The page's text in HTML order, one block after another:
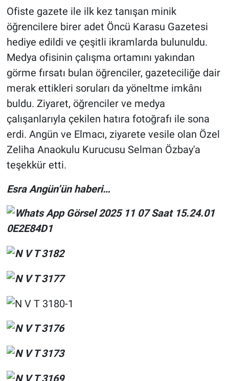
Ofiste gazete ile ilk kez tanışan minik
öğrencilere birer adet Öncü Karasu Gazetesi
hediye edildi ve çeşitli ikramlarda bulunuldu.
Medya ofisinin çalışma ortamını yakından
görme fırsatı bulan öğrenciler, gazeteciliğe dair
merak ettikleri soruları da yöneltme imkânı
buldu. Ziyaret, öğrenciler ve medya
çalışanlarıyla çekilen hatıra fotoğrafı ile sona
erdi. Angün ve Elmacı, ziyarete vesile olan Özel
Zeliha Anaokulu Kurucusu Selman Özbay'a
teşekkür etti.
Esra Angün’ün haberi…